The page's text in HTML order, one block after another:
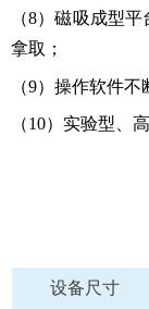
（8）磁吸成型
拿取 ；
（9）操作软件
（10）实验型、
设备尺寸